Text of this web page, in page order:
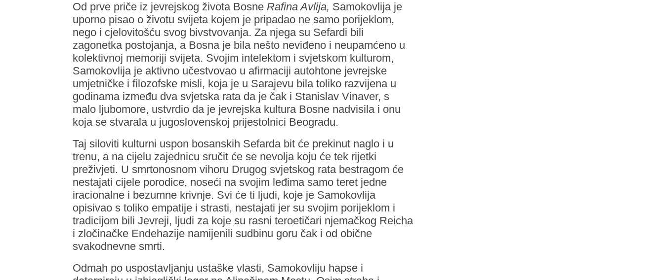
Od prve priče iz jevrejskog života Bosne Rafina Avlija, Samokovlija je
uporno pisao o životu svijeta kojem je pripadao ne samo porijeklom,
nego i cjelovitošću svog bivstvovanja. Za njega su Sefardi bili
zagonetka postojanja, a Bosna je bila nešto neviđeno i neupamćeno u
kolektivnoj memoriji svijeta. Svojim intelektom i svjetskom kulturom,
Samokovlija je aktivno učestvovao u afirmaciji autohtone jevrejske
umjetničke i filozofske misli, koja je u Sarajevu bila toliko razvijena u
godinama između dva svjetska rata da je čak i Stanislav Vinaver, s
malo ljubomore, ustvrdio da je jevrejska kultura Bosne nadvisila i onu
koja se stvarala u jugoslovenskoj prijestolnici Beogradu.
Taj siloviti kulturni uspon bosanskih Sefarda bit će prekinut naglo i u
trenu, a na cijelu zajednicu sručit će se nevolja koju će tek rijetki
preživjeti. U smrtonosnom vihoru Drugog svjetskog rata bestragom će
nestajati cijele porodice, noseći na svojim leđima samo teret jedne
iracionalne i bezumne krivnje. Svi će ti ljudi, koje je Samokovlija
opisivao s toliko empatije i strasti, nestajati jer su svojim porijeklom i
tradicijom bili Jevreji, ljudi za koje su rasni teroetičari njemačkog Reicha
i zločinačke Endehazije namijenili sudbinu goru čak i od obične
svakodnevne smrti.
Odmah po uspostavljanju ustaške vlasti, Samokovliju hapse i